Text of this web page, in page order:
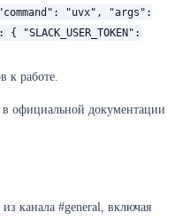
"uvx", "args":
к работе.
официальной документации
канала #general, включая